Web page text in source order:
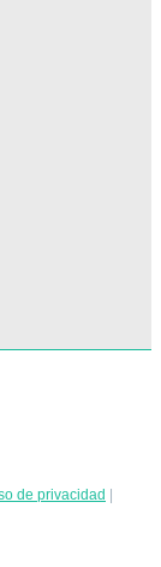
de privacidad |